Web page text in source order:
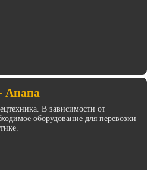
Анапа
В зависимости от
оборудование для перевозки